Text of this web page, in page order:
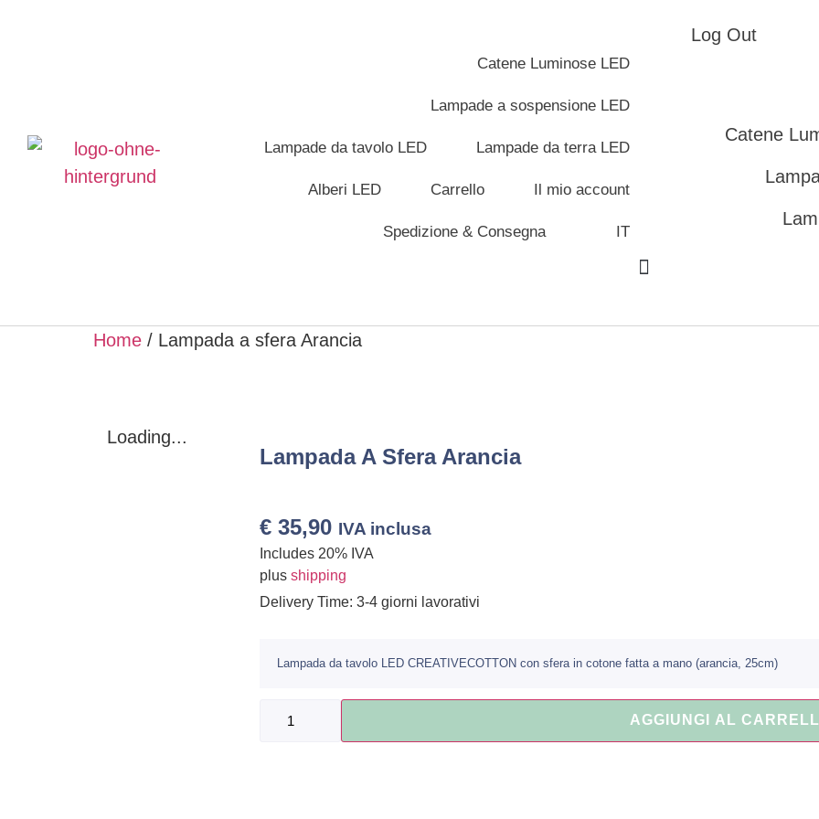
Catene Luminose LED
Lampade a sospensione LED
Lampade da tavolo LED Lampade da terra LED
Alberi LED Carrello Il mio account
Spedizione & Consegna IT
Log Out
Catene
Home / Lampada a sfera Arancia
Loading...
Lampada A Sfera Arancia
€35,90 IVA inclusa
Includes 20% IVA
plus shipping
Delivery Time: 3-4 giorni lavorativi
Lampada da tavolo LED CREATIVECOTTON con sfera in cotone fatta a mano (arancia, 25cm)
AGGIUNGI AL